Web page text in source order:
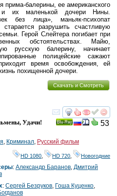
прима-балерины, ее американского
их маленькой дочери Нины.
без лица», маньяк-психопат
старается разрушить счастливую
Герой Слейтера погибает при
обстоятельствах. Майю,
русскую балерину, начинает
полицейские сажают
время освобождения, ей
похищенной дочери.
Скачать и Смотреть
смотреть
53
Удачи!
Криминал Русский фильм
HD 1080 HD 720 Новогодние
: Александр Баранов Дмитрий
: Сергей Безруков Гоша Куценко